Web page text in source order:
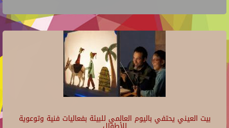
بيت العيني يحتفي باليوم العالمي للبيئة بفعاليات فنية وتوعوية